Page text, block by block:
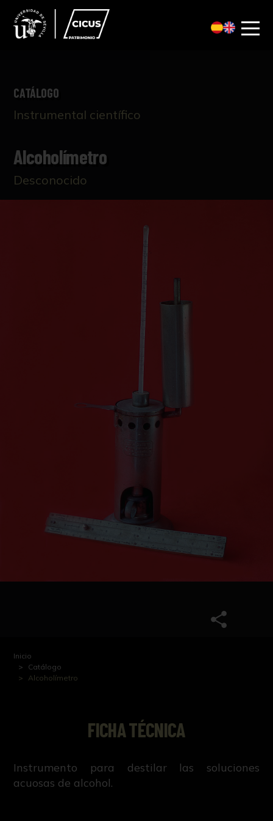
CATÁLOGO
Instrumental científico
Alcoholímetro
Desconocido
Inicio
Catálogo
Alcoholímetro
FICHA TÉCNICA
Instrumento para destilar las soluciones
acuosas de alcohol.